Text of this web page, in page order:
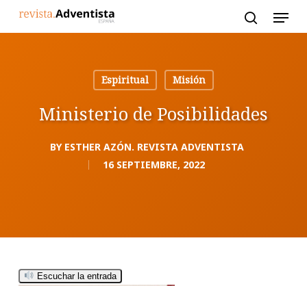
Espiritual
Misión
Ministerio de Posibilidades
BY ESTHER AZÓN. REVISTA ADVENTISTA
16 SEPTIEMBRE, 2022
Escuchar la entrada